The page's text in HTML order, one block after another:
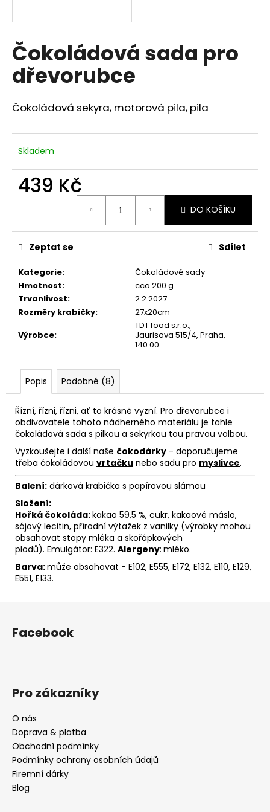
Čokoládová sada pro
dřevorubce
Čokoládová sekyra, motorová pila, pila
Skladem
439 Kč
DO KOŠÍKU
Kategorie:
Čokoládové sady
Hmotnost:
cca 200 g
Trvanlivost:
2.2.2027
Rozměry krabičky:
27x20cm
Výrobce:
TDT food s.r.o.,
Jaurisova 515/4, Praha,
140 00
Zeptat se Sdílet
Popis Podobné (8)
Řízní, řízni, řízni, ať to krásně vyzní. Pro dřevorubce i
obdivovatele tohoto nádherného materiálu je tahle
čokoládová sada s pilkou a sekyrkou tou pravou volbou.
Vyzkoušejte i další naše čokodárky – doporučujeme
třeba čokoládovou vrtačku nebo sadu pro myslivce.
Balení: dárková krabička s papírovou slámou
Složení:
Hořká čokoláda:kakao 59,5 %, cukr, kakaové máslo,
sójový lecitin, přírodní výtažek z vanilky (výrobky mohou
obsahovat stopy mléka a skořápkových
plodů). Emulgátor: E322. Alergeny: mléko.
Barva:může obsahovat - E102, E555, E172, E132, E110, E129,
E551, E133.
í
t
?
D
o
č
u
e
e
Z
Facebook
Pro zákazníky
O nás
Doprava & platba
Obchodní podmínky
Podmínky ochrany osobních údajů
Firemní dárky
Blog